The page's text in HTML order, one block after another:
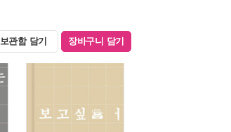
보관함 담기 장바구니 담기